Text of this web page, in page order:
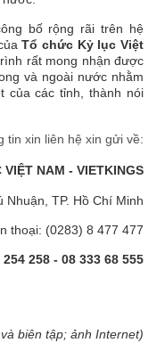
bố rộng rãi trên hệ
Tổ chức Kỷ lục Việt
rất mong nhận được
và ngoài nước nhằm
của các tỉnh, thành nói
tin xin liên hệ xin gửi về:
NAM - VIETKINGS
TP. Hồ Chí Minh
thoại: (0283) 8 477 477
258 - 08 333 68 555
biên tập; ảnh Internet)